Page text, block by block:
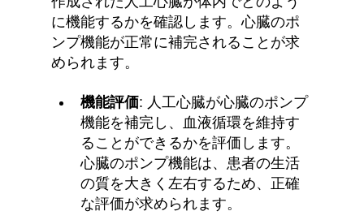
に機能するかを確認します。心臓のポ
ンプ機能が正常に補完されることが求
められます。
機能評価: 人工心臓が心臓のポンプ
機能を補完し、血液循環を維持す
ることができるかを評価します。
心臓のポンプ機能は、患者の生活
の質を大きく左右するため、正確
な評価が求められます。